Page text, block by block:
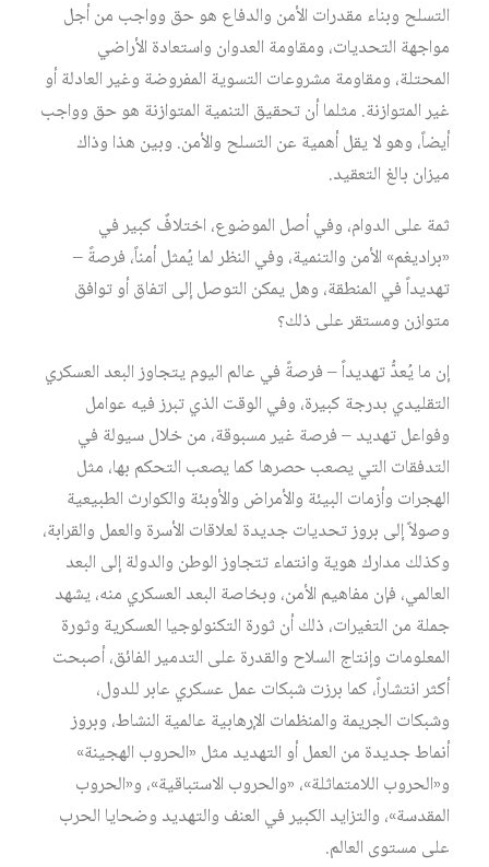
التسلح وبناء مقدرات الأمن والدفاع هو حق وواجب من أجل
مواجهة التحديات، ومقاومة العدوان واستعادة الأراضي
المحتلة، ومقاومة مشروعات التسوية المفروضة وغير العادلة أو
غير المتوازنة. مثلما أن تحقيق التنمية المتوازنة هو حق وواجب
أيضاً، وهو لا يقل أهمية عن التسلح والأمن. وبين هذا وذاك
ميزان بالغ التعقيد.
ثمة على الدوام، وفي أصل الموضوع، اختلافٌ كبير في
«براديغم» الأمن والتنمية، وفي النظر لما يُمثل أمناً، فرصةً –
تهديداً في المنطقة، وهل يمكن التوصل إلى اتفاق أو توافق
متوازن ومستقر على ذلك؟
إن ما يُعدُّ تهديداً – فرصةً في عالم اليوم يتجاوز البعد العسكري
التقليدي بدرجة كبيرة، وفي الوقت الذي تبرز فيه عوامل
وفواعل تهديد – فرصة غير مسبوقة، من خلال سيولة في
التدفقات التي يصعب حصرها كما يصعب التحكم بها، مثل
الهجرات وأزمات البيئة والأمراض والأوبئة والكوارث الطبيعية
وصولاً إلى بروز تحديات جديدة لعلاقات الأسرة والعمل والقرابة،
وكذلك مدارك هوية وانتماء تتجاوز الوطن والدولة إلى البعد
العالمي، فإن مفاهيم الأمن، وبخاصة البعد العسكري منه، يشهد
جملة من التغيرات، ذلك أن ثورة التكنولوجيا العسكرية وثورة
المعلومات وإنتاج السلاح والقدرة على التدمير الفائق، أصبحت
أكثر انتشاراً، كما برزت شبكات عمل عسكري عابر للدول،
وشبكات الجريمة والمنظمات الإرهابية عالمية النشاط، وبروز
أنماط جديدة من العمل أو التهديد مثل «الحروب الهجينة»
و«الحروب اللامتماثلة»، «والحروب الاستباقية»، و«الحروب
المقدسة»، والتزايد الكبير في العنف والتهديد وضحايا الحرب
على مستوى العالم.